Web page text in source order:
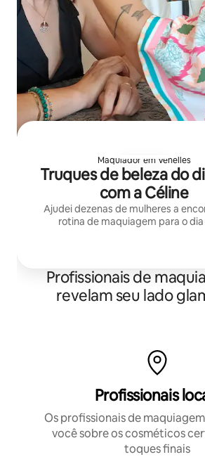
Maquiador em Venelles
Truques de beleza do
com a Céline
Ajudei dezenas de mulheres a
rotina de maquiagem para o dia
Profissionais de
revelam seu lado
Profissionais
Os profissionais de
você sobre os cosméticos
toques finais